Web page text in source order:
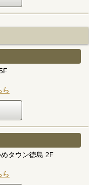
ら
タウン徳島 2F
ら